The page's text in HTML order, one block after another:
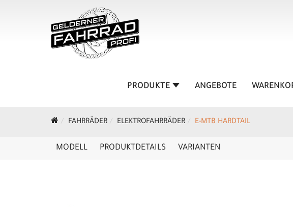
PRODUKTE ANGEBOTE
FAHRRÄDER ELEKTROFAHRRÄDER E-MTB HARDTAIL
MODELL PRODUKTDETAILS VARIANTEN